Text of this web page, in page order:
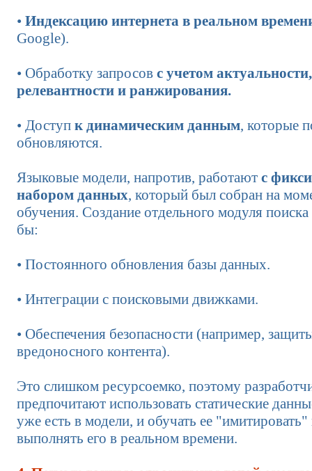
• Индексацию интернета в реальном
Google).
• Обработку запросов с учетом актуальности,
релевантности и ранжирования.
• Доступ к динамическим данным, которые
обновляются.
Языковые модели, напротив, работают с
набором данных, который был собран на
обучения. Создание отдельного модуля
бы:
• Постоянного обновления базы данных.
• Интеграции с поисковыми движками.
• Обеспечения безопасности (например,
вредоносного контента).
Это слишком ресурсоемко, поэтому
предпочитают использовать статические
уже есть в модели, и обучать ее "имитировать"
выполнять его в реальном времени.